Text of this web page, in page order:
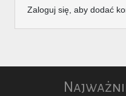
Zaloguj się, aby dodać